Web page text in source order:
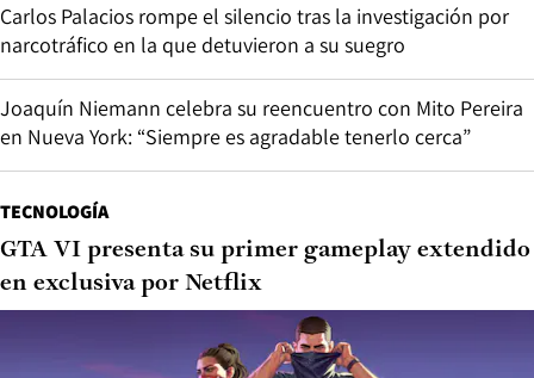
Carlos Palacios rompe el silencio tras la investigación por
narcotráfico en la que detuvieron a su suegro
Joaquín Niemann celebra su reencuentro con Mito Pereira
en Nueva York: “Siempre es agradable tenerlo cerca”
TECNOLOGÍA
GTA VI presenta su primer gameplay extendido
en exclusiva por Netflix